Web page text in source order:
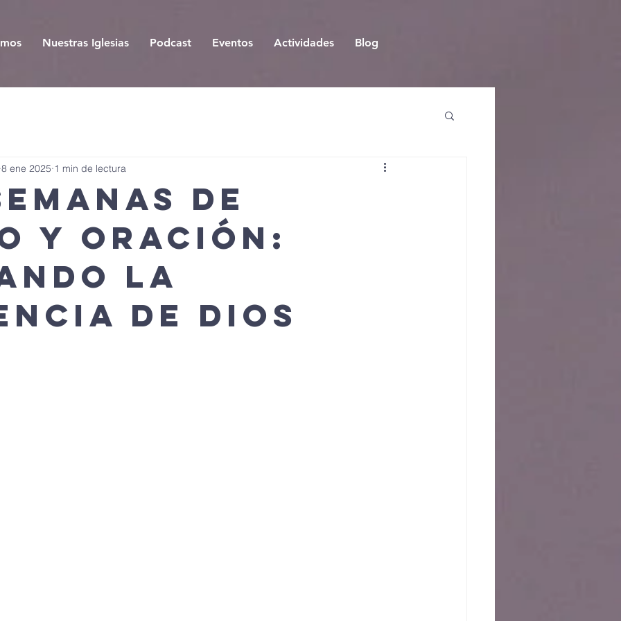
Nuestras Iglesias Podcast Eventos Actividades Blog
de
y oración:
la
de Dios
8 ene 2025 1 min de lectura